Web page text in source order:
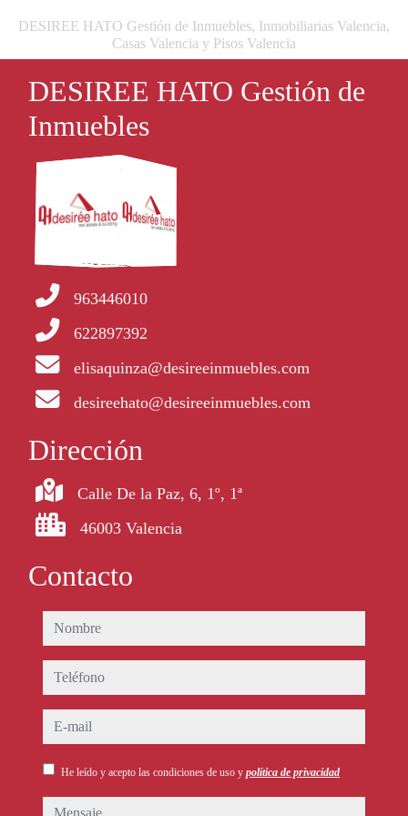
DESIREE HATO Gestión de Inmuebles, Inmobiliarias Valencia,
Casas Valencia y Pisos Valencia
DESIREE HATO Gestión de
Inmuebles
963446010
622897392
elisaquinza@desireeinmuebles.com
desireehato@desireeinmuebles.com
Dirección
Calle De la Paz, 6, 1º, 1ª
46003 Valencia
Contacto
nombre
teléfono
e-mail
He leído y acepto las condiciones de uso y política de privacidad
mensaje